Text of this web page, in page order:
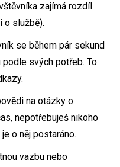
zajímá rozdíl
o službě).
se během pár sekund
svých potřeb. To
na otázky o
nepotřebuješ nikoho
o něj postaráno.
vazbu nebo